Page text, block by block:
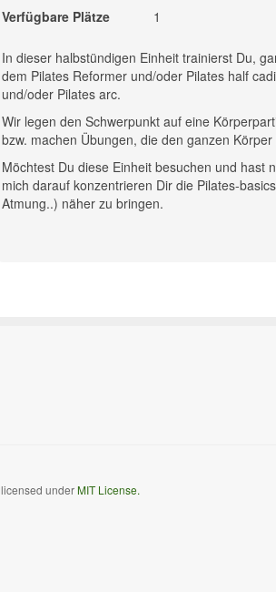
Verfügbare Plätze
1
In dieser halbstündigen Einheit trainierst Du,
dem Pilates Reformer und/oder Pilates half
und/oder Pilates arc.
Wir legen den Schwerpunkt auf eine
bzw. machen Übungen, die den ganzen
Möchtest Du diese Einheit besuchen und hast
mich darauf konzentrieren Dir die Pilates-
Atmung..) näher zu bringen.
underMIT License.